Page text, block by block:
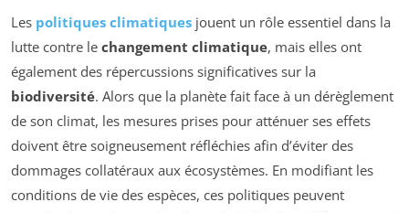
Les politiques climatiques jouent un rôle essentiel dans la
lutte contre le changement climatique, mais elles ont
également des répercussions significatives sur la
biodiversité. Alors que la planète fait face à un dérèglement
de son climat, les mesures prises pour atténuer ses effets
doivent être soigneusement réfléchies afin d’éviter des
dommages collatéraux aux écosystèmes. En modifiant les
conditions de vie des espèces, ces politiques peuvent